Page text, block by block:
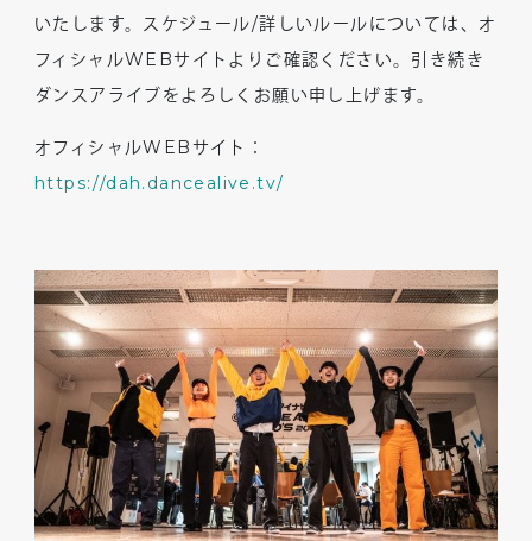
いたします。スケジュール/詳しいルールについては、オ
フィシャルWEBサイトよりご確認ください。引き続き
ダンスアライブをよろしくお願い申し上げます。
オフィシャルWEB サイト：
https://dah.dancealive.tv/